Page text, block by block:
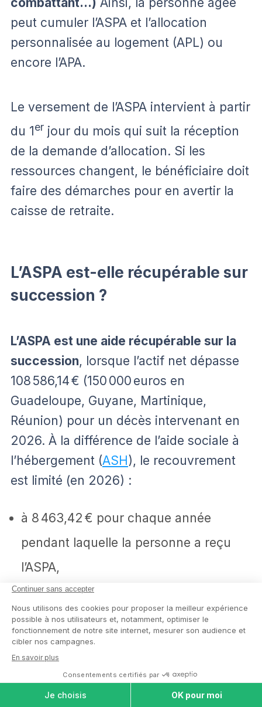
peut cumuler l’ASPA et l’allocation
personnalisée au logement (APL) ou
encore l’APA.
Le versement de l’ASPA intervient à partir
du 1er jour du mois qui suit la réception
de la demande d’allocation. Si les
ressources changent, le bénéficiaire doit
faire des démarches pour en avertir la
caisse de retraite.
L’ASPA est-elle récupérable sur
succession ?
L’ASPA est une aide récupérable sur la
succession, lorsque l’actif net dépasse
108 586,14 € (150 000 euros en
Guadeloupe, Guyane, Martinique,
Réunion) pour un décès intervenant en
2026. À la différence de l’aide sociale à
l’hébergement (ASH), le recouvrement
est limité (en 2026) :
à 8 463,42 € pour chaque année
pendant laquelle la personne a reçu
l’ASPA,
à11 322,77€ par an pour un couple.
Les sommes faisant l’objet d’une
récupération le sont seulement sur la
partie de la succession au-delà de
108 586,14 € (150 000 euros en
MAISONS DE